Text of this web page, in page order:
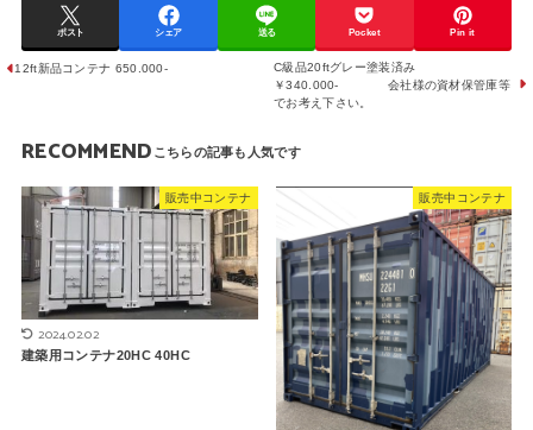
ポスト シェア 送る Pocket Pin it
12ft新品コンテナ 650.000-
C級品20ftグレー塗装済み
￥340.000- 会社様の資材保管庫等
でお考え下さい。
RECOMMEND
販売中コンテナ
2024.02.02
建築用コンテナ20HC 40HC
販売中コンテナ